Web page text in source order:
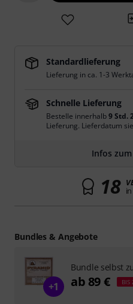
Standardlieferung
Lieferung in ca. 1-3
Schnelle Lieferung
Bestelle innerhalb9 Std.
Lieferung. Lieferdatum
Infos
18
Bundles & Angebote
+1
Bundle selbst
ab 89 € BIS